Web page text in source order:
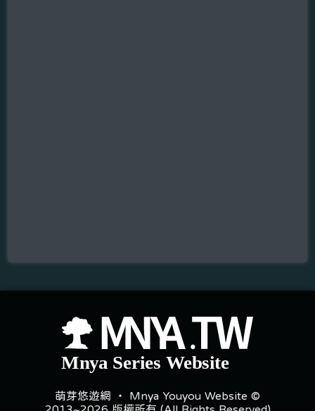
萌芽悠遊網 ‧ Mnya Youyou Website ©
2013~2026 版權所有 (All Rights Reserved)